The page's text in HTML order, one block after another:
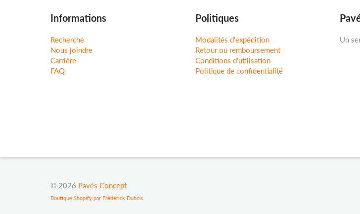
Informations
Recherche
Nous joindre
Carrière
FAQ
Politiques
Modalités d'expédition
Retour ou remboursement
Conditions d'utilisation
Politique de confidentialité
Un
© 2026 Pavés Concept
Boutique Shopify par Frédérick Dubois